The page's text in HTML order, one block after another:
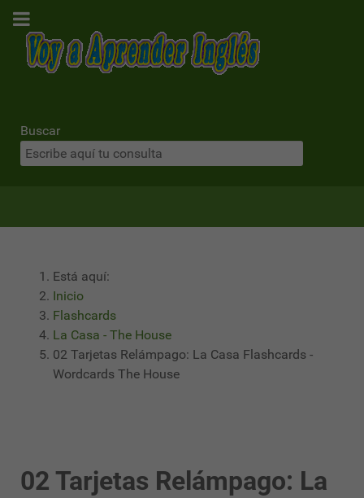
Buscar
Está aquí:
Inicio
Flashcards
La Casa - The House
02 Tarjetas Relámpago: La Casa Flashcards -
Wordcards The House
02 Tarjetas Relámpago: La